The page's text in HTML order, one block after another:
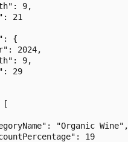
9,
21
{
2024,
9,
29
[
"Organic Wine",
19